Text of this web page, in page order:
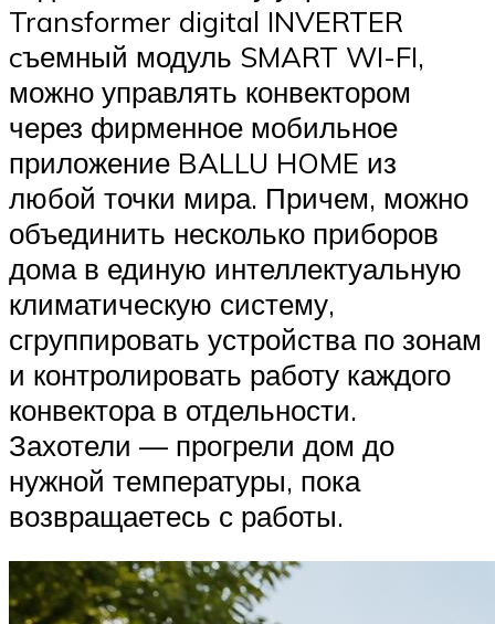
Transformer digital INVERTER
cъемный модуль SMART WI-FI,
можно управлять конвектором
через фирменное мобильное
приложение BALLU HOME из
любой точки мира. Причем, можно
объединить несколько приборов
дома в единую интеллектуальную
климатическую систему,
сгруппировать устройства по зонам
и контролировать работу каждого
конвектора в отдельности.
Захотели — прогрели дом до
нужной температуры, пока
возвращаетесь с работы.